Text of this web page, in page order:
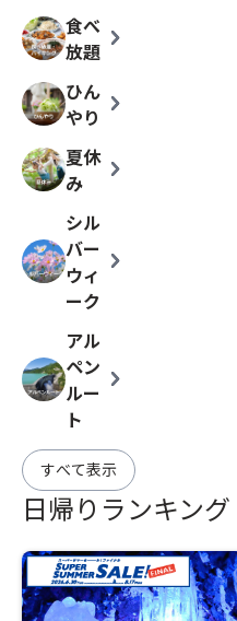
食べ
放題 chevron_right
ひん
やり chevron_right
夏休
み
chevron_right
シル
バー
ウィ
ーク
chevron_right
アル
ペン
ルー
ト
chevron_right
すべて表示
日帰りランキング